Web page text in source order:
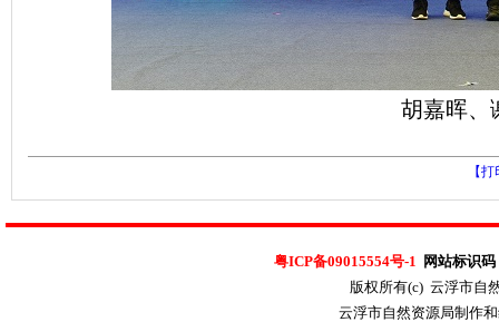
胡嘉晖、
【
粤ICP备09015554号-1 网站标识
版权所有(c) 云浮市自
云浮市自然资源局制作